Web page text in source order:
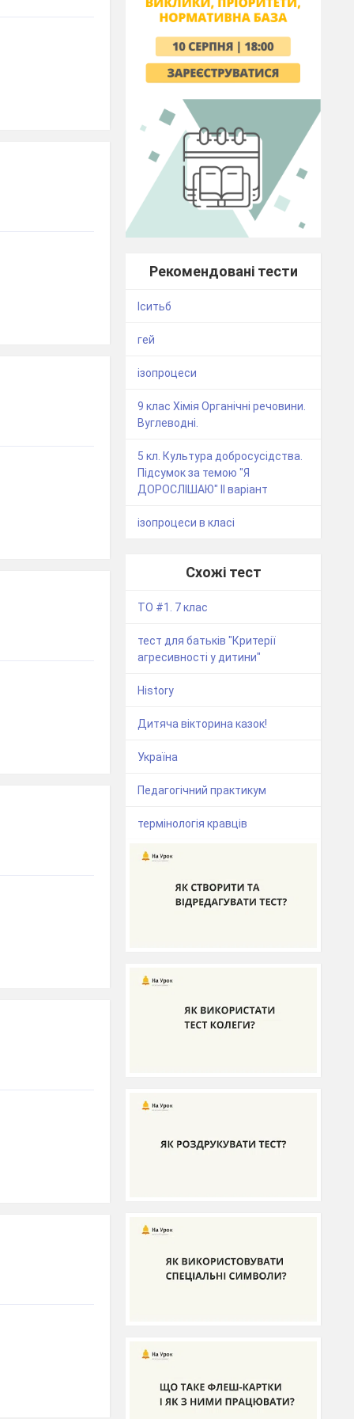
Рекомендовані тести
Іситьб
гей
ізопроцеси
9 клас Хімія Органічні речовини.
Вуглеводні.
5 кл. Культура добросусідства.
Підсумок за темою "Я
ДОРОСЛІШАЮ" ІІ варіант
ізопроцеси в класі
Схожі тест
ТО #1. 7 клас
тест для батьків "Критерії
агресивності у дитини"
History
Дитяча вікторина казок!
Україна
Педагогічний практикум
термінологія кравців